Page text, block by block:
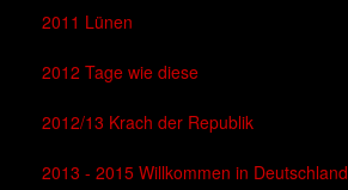
2011 Lünen
2012 Tage wie diese
2012/13 Krach der Republik
2013 - 2015 Willkommen in Deutschland